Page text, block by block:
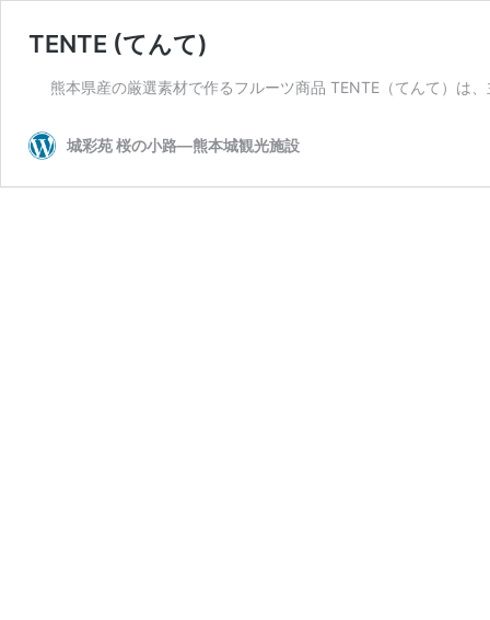
TENTE (てんて)
熊本県産の厳選素材で作るフルーツ商品 TENTE（てんて）は
城彩苑 桜の小路―熊本城観光施設